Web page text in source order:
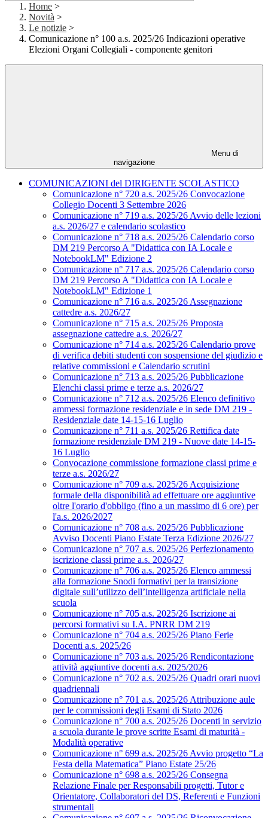
Home >
Novità >
Le notizie >
Comunicazione n° 100 a.s. 2025/26 Indicazioni operative
Elezioni Organi Collegiali - componente genitori
Menu di
navigazione
COMUNICAZIONI del DIRIGENTE SCOLASTICO
Comunicazione n° 720 a.s. 2025/26 Convocazione
Collegio Docenti 3 Settembre 2026
Comunicazione n° 719 a.s. 2025/26 Avvio delle lezioni
a.s. 2026/27 e calendario scolastico
Comunicazione n° 718 a.s. 2025/26 Calendario corso
DM 219 Percorso A "Didattica con IA Locale e
NotebookLM" Edizione 2
Comunicazione n° 717 a.s. 2025/26 Calendario corso
DM 219 Percorso A "Didattica con IA Locale e
NotebookLM" Edizione 1
Comunicazione n° 716 a.s. 2025/26 Assegnazione
cattedre a.s. 2026/27
Comunicazione n° 715 a.s. 2025/26 Proposta
assegnazione cattedre a.s. 2026/27
Comunicazione n° 714 a.s. 2025/26 Calendario prove
di verifica debiti studenti con sospensione del giudizio e
relative commissioni e Calendario scrutini
Comunicazione n° 713 a.s. 2025/26 Pubblicazione
Elenchi classi prime e terze a.s. 2026/27
Comunicazione n° 712 a.s. 2025/26 Elenco definitivo
ammessi formazione residenziale e in sede DM 219 -
Residenziale date 14-15-16 Luglio
Comunicazione n° 711 a.s. 2025/26 Rettifica date
formazione residenziale DM 219 - Nuove date 14-15-
16 Luglio
Convocazione commissione formazione classi prime e
terze a.s. 2026/27
Comunicazione n° 709 a.s. 2025/26 Acquisizione
formale della disponibilità ad effettuare ore aggiuntive
oltre l'orario d'obbligo (fino a un massimo di 6 ore) per
l'a.s. 2026/2027
Comunicazione n° 708 a.s. 2025/26 Pubblicazione
Avviso Docenti Piano Estate Terza Edizione 2026/27
Comunicazione n° 707 a.s. 2025/26 Perfezionamento
iscrizione classi prime a.s. 2026/27
Comunicazione n° 706 a.s. 2025/26 Elenco ammessi
alla formazione Snodi formativi per la transizione
digitale sull’utilizzo dell’intelligenza artificiale nella
scuola
Comunicazione n° 705 a.s. 2025/26 Iscrizione ai
percorsi formativi su I.A. PNRR DM 219
Comunicazione n° 704 a.s. 2025/26 Piano Ferie
Docenti a.s. 2025/26
Comunicazione n° 703 a.s. 2025/26 Rendicontazione
attività aggiuntive docenti a.s. 2025/2026
Comunicazione n° 702 a.s. 2025/26 Quadri orari nuovi
quadriennali
Comunicazione n° 701 a.s. 2025/26 Attribuzione aule
per le commissioni degli Esami di Stato 2026
Comunicazione n° 700 a.s. 2025/26 Docenti in servizio
a scuola durante le prove scritte Esami di maturità -
Modalità operative
Comunicazione n° 699 a.s. 2025/26 Avvio progetto “La
Festa della Matematica” Piano Estate 25/26
Comunicazione n° 698 a.s. 2025/26 Consegna
Relazione Finale per Responsabili progetti, Tutor e
Orientatore, Collaboratori del DS, Referenti e Funzioni
strumentali